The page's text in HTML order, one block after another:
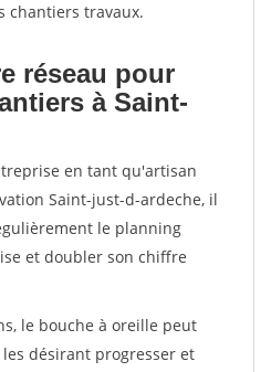
chantiers travaux.
réseau pour
à Saint-
en tant qu'artisan
Saint-just-d-ardeche, il
le planning
et doubler son chiffre
le bouche à oreille peut
désirant progresser et